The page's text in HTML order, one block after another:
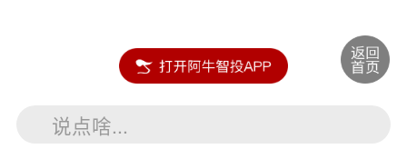
说点啥...